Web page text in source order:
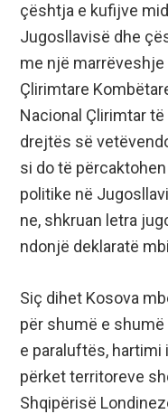
çështja e kufijve
Jugosllavisë dhe
me një
Çlirimtare
Nacional Çlirimtar
drejtës së
si do të
politike në
ne, shkruan letra
ndonjë deklaratë
Siç dihet Kosova
për shumë e
e paraluftës,
përket territoreve
Shqipërisë